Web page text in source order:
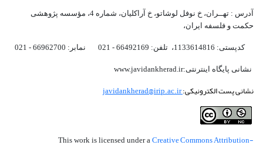
آدرس : تهــران، خ نوفل لوشاتو، خ آراکلیان، شماره 4،‌ مؤسسه پژوهشی
حکمت و فلسفه ایران،‌
کدپستی: 1133614816، تلفن: 66492169 - 021 نمابر: 66962700 - 021
نشانی پایگاه اینترنتی:www.javidankherad.ir
نشانی پست الکترونیکی:javidankherad@irip.ac.ir
This work is licensed under a Creative Commons Attribution-